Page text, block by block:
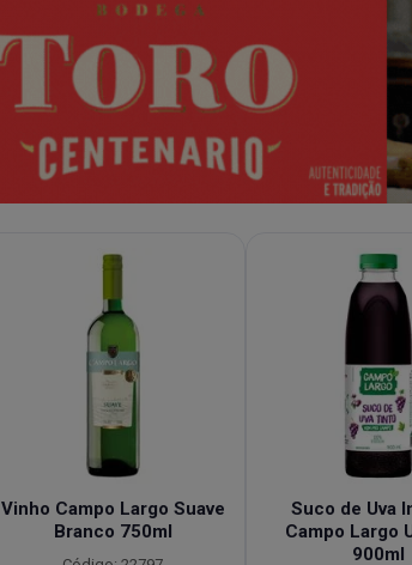
Vinho Campo Largo Suave
Branco 750ml
Suco de Uva
Campo Largo
900ml